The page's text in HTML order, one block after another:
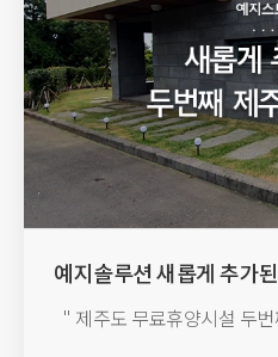
예지솔루션 새롭게 추가
" 제주도 무료휴양시설